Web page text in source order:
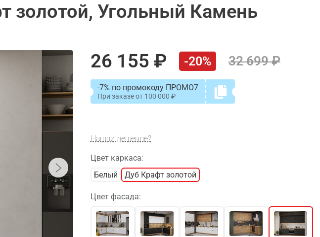
золотой, Угольный Камень
26 155 -20% 32 699
-7% по промокоду ПРОМО7
При заказе от 100 000
Нашли дешевле?
Цвет каркаса:
Белый
Дуб Крафт золотой
Цвет фасада: